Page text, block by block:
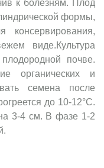
к болезням. Плод
формы,
виде.Культура
почве.
органических и
семена после
до 10-12°C.
3-4 см. В фазе 1-2